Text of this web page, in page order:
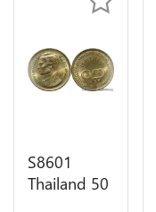
S8601
Thailand 50